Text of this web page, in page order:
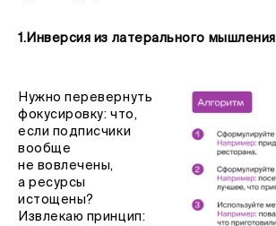
1.Инверсия из латерального мышления
Нужно перевернуть
фокусировку: что,
если подписчики
вообще
не вовлечены,
а ресурсы
истощены?
Извлекаю принцип: